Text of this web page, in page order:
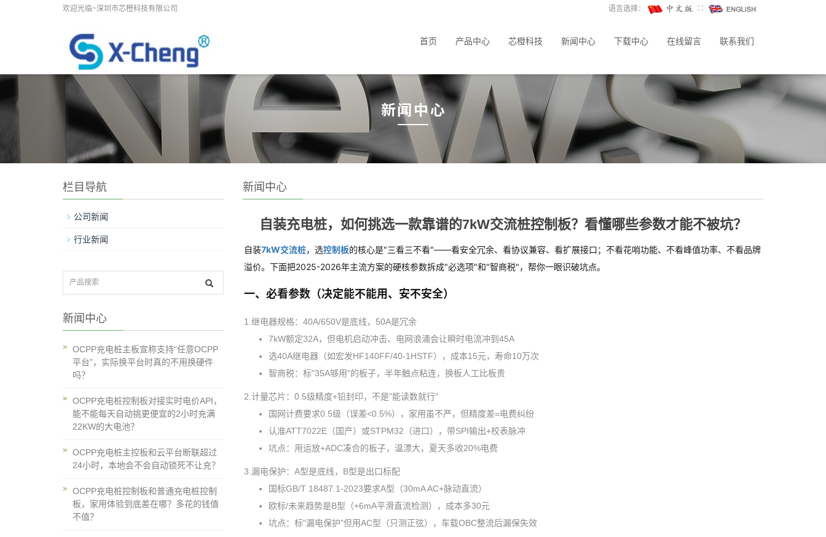
欢迎光临~深圳市芯橙科技有限公司 语言选择： ∷
首页 产品中心 芯橙科技 新闻中心 下载中心 在线留言 联系我们
新闻中心
自装充电桩，如何挑选一款靠谱的7kW交流桩控制板？看懂哪些参数才能不被坑？
自装7kW交流桩，选控制板的核心是"三看三不看"——看安全冗余、看协议兼容、看扩展接口；不看花哨功能、不看峰值功率、不看品牌
溢价。下面把2025-2026年主流方案的硬核参数拆成"必选项"和"智商税"，帮你一眼识破坑点。
一、必看参数（决定能不能用、安不安全）
1.继电器规格：40A/650V是底线，50A是冗余
7kW额定32A，但电机启动冲击、电网浪涌会让瞬时电流冲到45A
选40A继电器（如宏发HF140FF/40-1HSTF），成本15元，寿命10万次
智商税：标"35A够用"的板子，半年触点粘连，换板人工比板贵
2.计量芯片：0.5级精度+铅封印，不是"能读数就行"
国网计费要求0.5级（误差<0.5%），家用虽不严，但精度差=电费纠纷
认准ATT7022E（国产）或STPM32（进口），带SPI输出+校表脉冲
坑点：用运放+ADC凑合的板子，温漂大，夏天多收20%电费
3.漏电保护：A型是底线，B型是出口标配
国标GB/T 18487.1-2023要求A型（30mA AC+脉动直流）
欧标/未来趋势是B型（+6mA平滑直流检测），成本多30元
坑点：标"漏电保护"但用AC型（只测正弦），车载OBC整流后漏保失效
栏目导航
公司新闻
行业新闻
新闻中心
OCPP充电桩主板宣称支持“任意OCPP
平台”，实际换平台时真的不用换硬件
吗？
OCPP充电桩控制板对接实时电价API，
能不能每天自动挑更便宜的2小时充满
22KW的大电池？
OCPP充电桩主控板和云平台断联超过
24小时，本地会不会自动锁死不让充？
OCPP充电桩控制板和普通充电桩控制
板，家用体验到底差在哪？多花的钱值
不值？